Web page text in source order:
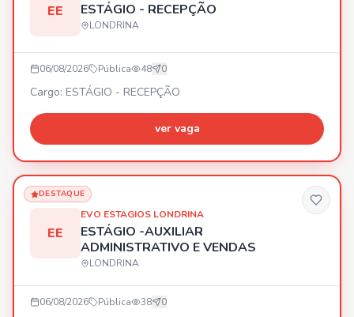
EE ESTÁGIO - RECEPÇÃO
LONDRINA
06/08/2026 Pública 48 0
Cargo: ESTÁGIO - RECEPÇÃO
ver vaga
DESTAQUE
EE
EVO ESTAGIOS LONDRINA
ESTÁGIO -AUXILIAR
ADMINISTRATIVO E VENDAS
LONDRINA
06/08/2026 Pública 38 0